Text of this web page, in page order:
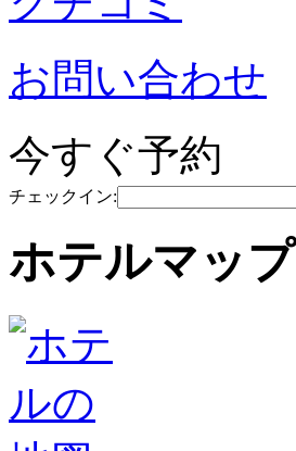
お問い合わせ
今すぐ予約
チェックイン:
ホテルマップ